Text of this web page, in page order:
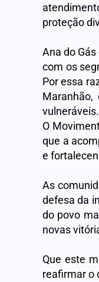
proteção
Ana do
com os
Por essa
vulneráveis.
O
que a
e
As
defesa da
do povo
novas
Que este
reafirmar o